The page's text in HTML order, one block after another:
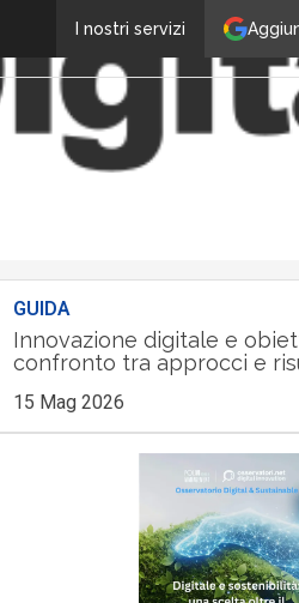
I nostri servizi
GUIDA
Innovazione digitale e
confronto tra approcci e
15 Mag 2026